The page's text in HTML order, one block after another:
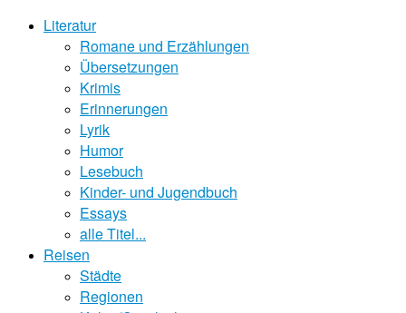
Literatur
Romane und Erzählungen
Übersetzungen
Krimis
Erinnerungen
Lyrik
Humor
Lesebuch
Kinder- und Jugendbuch
Essays
alle Titel...
Reisen
Städte
Regionen